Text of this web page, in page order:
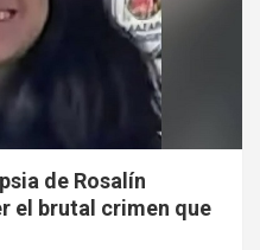
de Rosalín
el brutal crimen que